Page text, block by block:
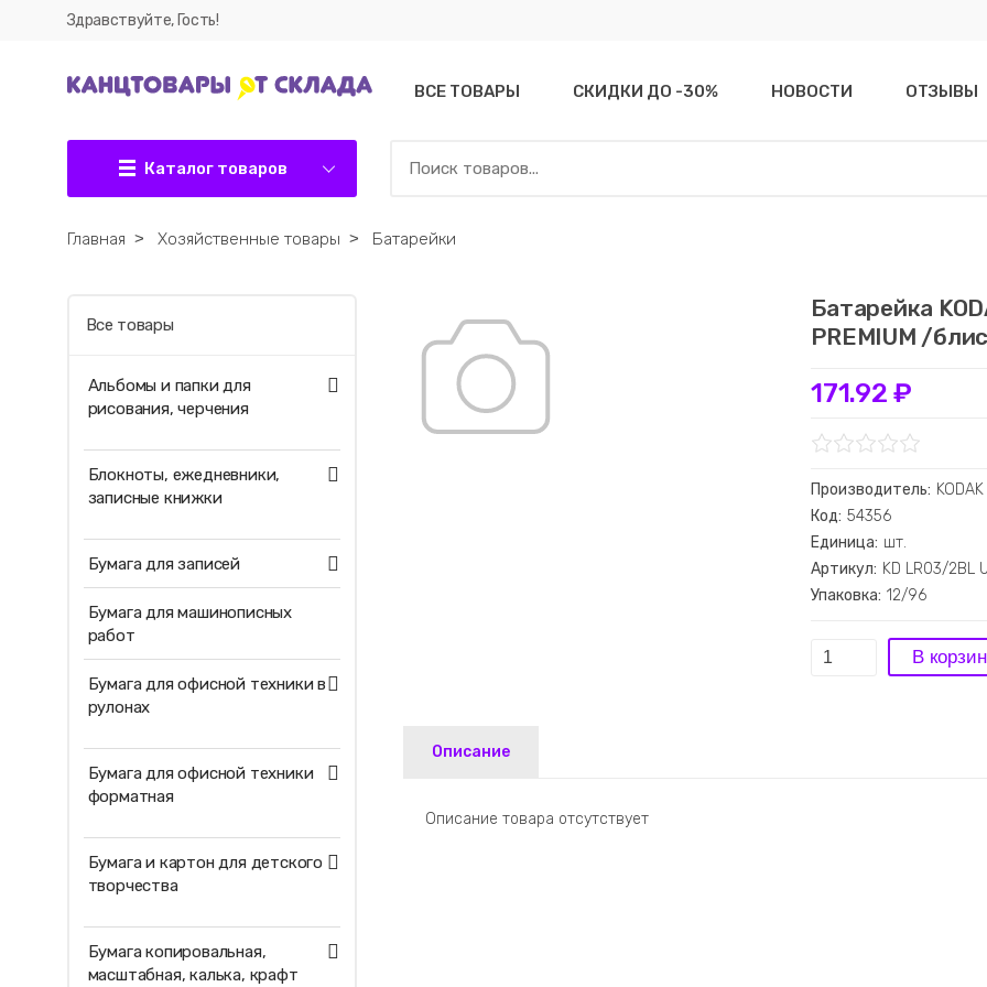
Здравствуйте, Гость!
Каталог товаров
ВСЕ ТОВАРЫ СКИДКИ ДО -30% НОВОСТИ ОТЗЫВЫ
Главная ˃ Хозяйственные товары ˃ Батарейки
Батарейка
PREMIUM /
171.92 ₽
Производитель: KODAK
Код: 54356
Единица: шт.
Артикул: KD LR03/2BL
Упаковка: 12/96
Описание
Описание товара отсутствует
Все товары
Альбомы и папки для
рисования, черчения
Блокноты, ежедневники,
записные книжки
Бумага для записей
Бумага для машинописных
работ
Бумага для офисной техники в
рулонах
Бумага для офисной техники
форматная
Бумага и картон для детского
творчества
Бумага копировальная,
масштабная, калька, крафт